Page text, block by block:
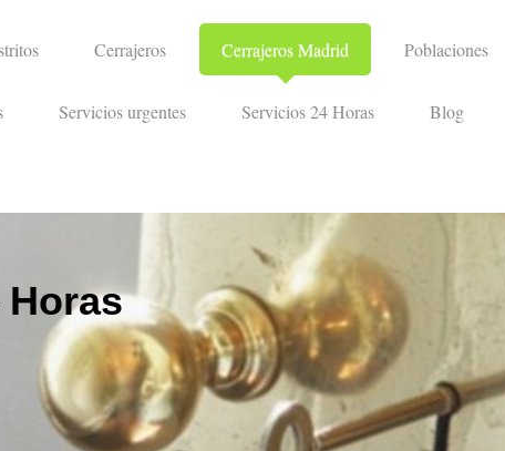
Cerrajeros Cerrajeros Madrid Poblaciones
Servicios urgentes Servicios 24 Horas Blog